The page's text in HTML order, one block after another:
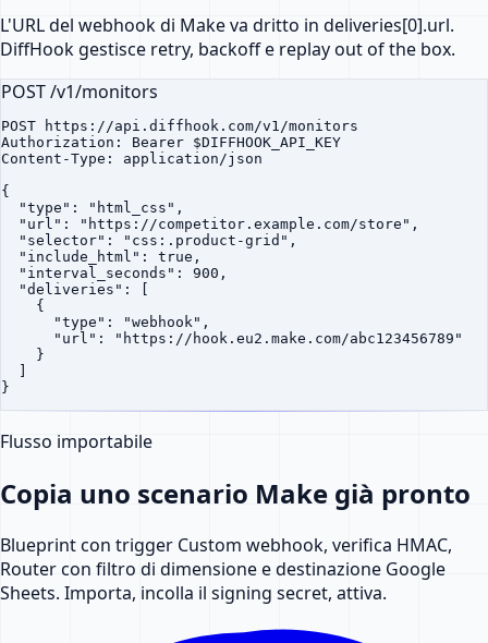
L'URL del webhook di Make va dritto in deliveries[0].url.
DiffHook gestisce retry, backoff e replay out of the box.
POST /v1/monitors
POST https://api.diffhook.com/v1/monitors
Authorization: Bearer $DIFFHOOK_API_KEY
Content-Type: application/json
{
  "type": "html_css",
  "url": "https://competitor.example.com/store",
  "selector": "css:.product-grid",
  "include_html": true,
  "interval_seconds": 900,
  "deliveries": [
    {
      "type": "webhook",
      "url": "https://hook.eu2.make.com/abc123456789"
    }
}
Flusso importabile
Copia uno scenario Make già pronto
Blueprint con trigger Custom webhook, verifica HMAC,
Router con filtro di dimensione e destinazione Google
Sheets. Importa, incolla il signing secret, attiva.